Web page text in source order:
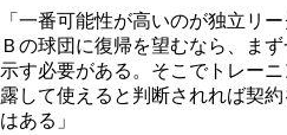
「一番可能性が高いのが独立リ
Ｂの球団に復帰を望むなら、ま
示す必要がある。そこでトレー
露して使えると判断されれば契
はある」